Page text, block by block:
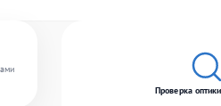
Проверка